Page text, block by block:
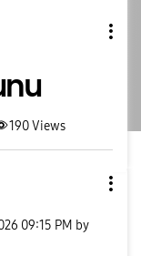
190Views
09:15 PM by